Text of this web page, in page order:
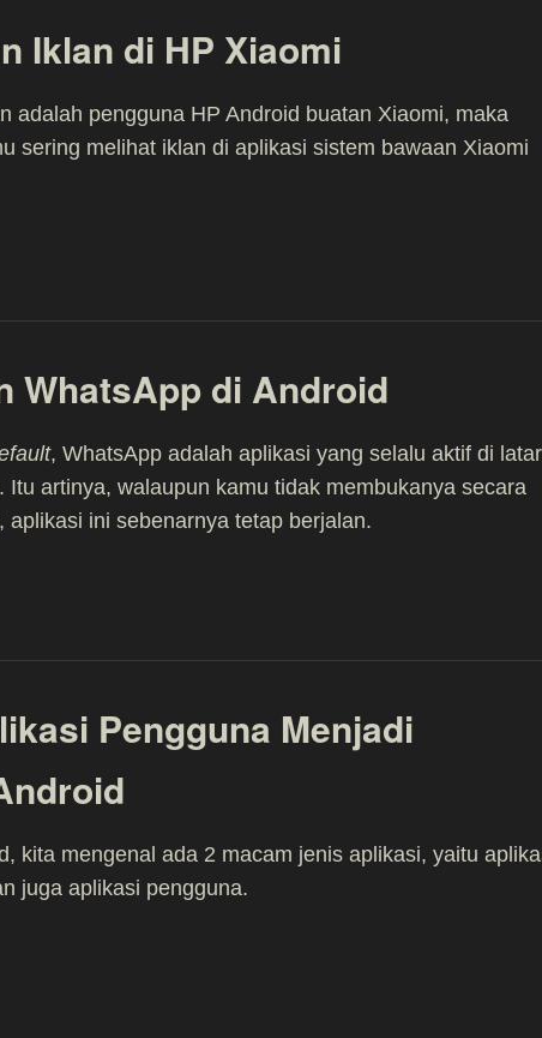
Iklan di HP Xiaomi
adalah pengguna HP Android buatan Xiaomi, maka
sering melihat iklan di aplikasi sistem bawaan Xiaomi
WhatsApp di Android
, WhatsApp adalah aplikasi yang selalu aktif di latar
Itu artinya, walaupun kamu tidak membukanya secara
aplikasi ini sebenarnya tetap berjalan.
Pengguna Menjadi
kita mengenal ada 2 macam jenis aplikasi, yaitu
juga aplikasi pengguna.